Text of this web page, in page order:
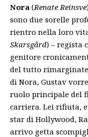
Nora (Renate Reinsve
sono due sorelle
rientro nella loro
Skarsgård) – regista
genitore
del tutto
di Nora, Gustav
ruolo principale del
carriera. Lei rifiuta,
star di Hollywood,
arrivo getta